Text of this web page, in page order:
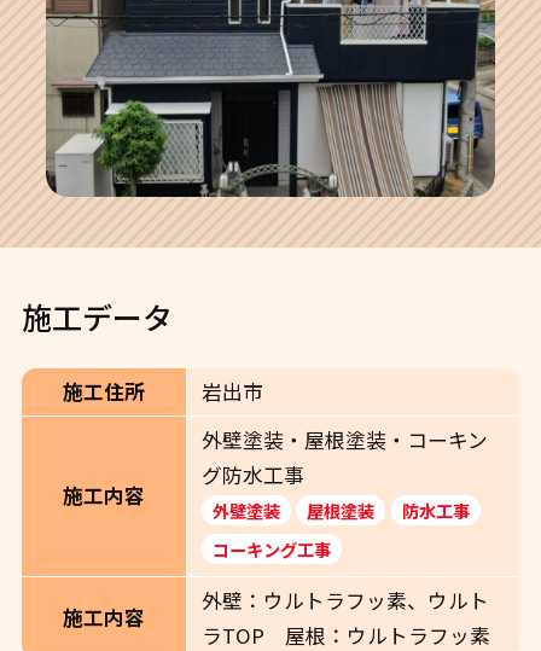
施工データ
施工住所 岩出市
施工内容
外壁塗装・屋根塗装・コーキン
グ防水工事
外壁塗装 屋根塗装
防水工事
コーキング工事
施工内容
外壁：ウルトラフッ素、ウルト
ラTOP 屋根：ウルトラフッ素